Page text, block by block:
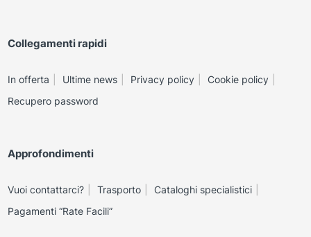
Collegamenti rapidi
In offerta Ultime news Privacy policy
Cookie policy
Recupero password
Approfondimenti
Vuoi contattarci? Trasporto
Cataloghi specialistici
Pagamenti “Rate Facili”